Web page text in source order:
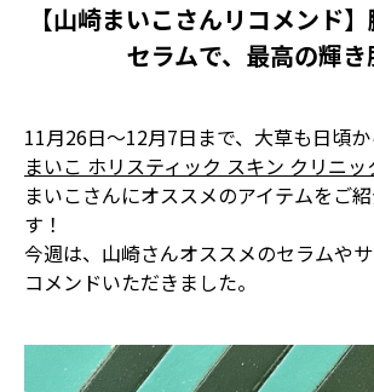
【山崎まいこさんリコメンド
セラムで、最高の輝き
11月26日〜12月7日まで、大草も日頃か
まいこ ホリスティック スキン クリニッ
まいこさんにオススメのアイテムをご
す！
今週は、山崎さんオススメのセラムや
コメンドいただきました。